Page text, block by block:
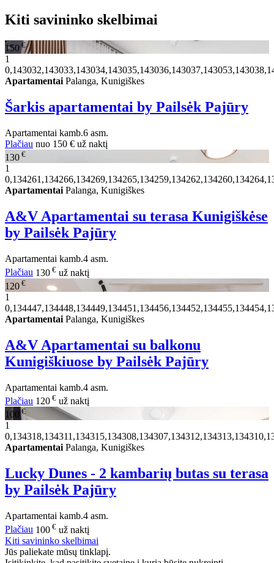
Kiti savininko skelbimai
150 €
1
Apartamentai Palanga, Kunigiškes
Šarkis apartamentai by Pailsėk Pajūry
Apartamentai kamb.6 asm.
Plačiau nuo 150 € už naktį
130 €
1
ApartamentaiPalanga, Kunigiškes
A&V Apartamentai su terasa Kunigiškėse
by Pailsėk Pajūry
Apartamentai kamb.4 asm.
Plačiau 130 € už naktį
120 €
1
Apartamentai Palanga, Kunigiškes
A&V Apartamentai su balkonu
Kunigiškiuose by Pailsėk Pajūry
Apartamentai kamb.4 asm.
Plačiau 120 € už naktį
100€
1
ApartamentaiPalanga, Kunigiškes
Lucky Dunes - 2 kambarių butas su terasa
by Pailsėk Pajūry
Apartamentai kamb.4 asm.
Plačiau 100 € už naktį
Kiti savininko skelbimai
Jūs paliekate mūsų tinklapį.